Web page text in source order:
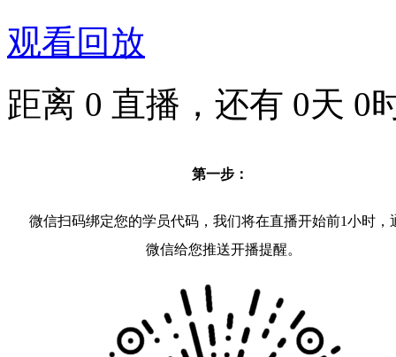
观看回放
距离 0 直播，还有 0天 0
第一步：
微信扫码绑定您的学员代码，我们将在直播开始前1小时，
微信给您推送开播提醒。